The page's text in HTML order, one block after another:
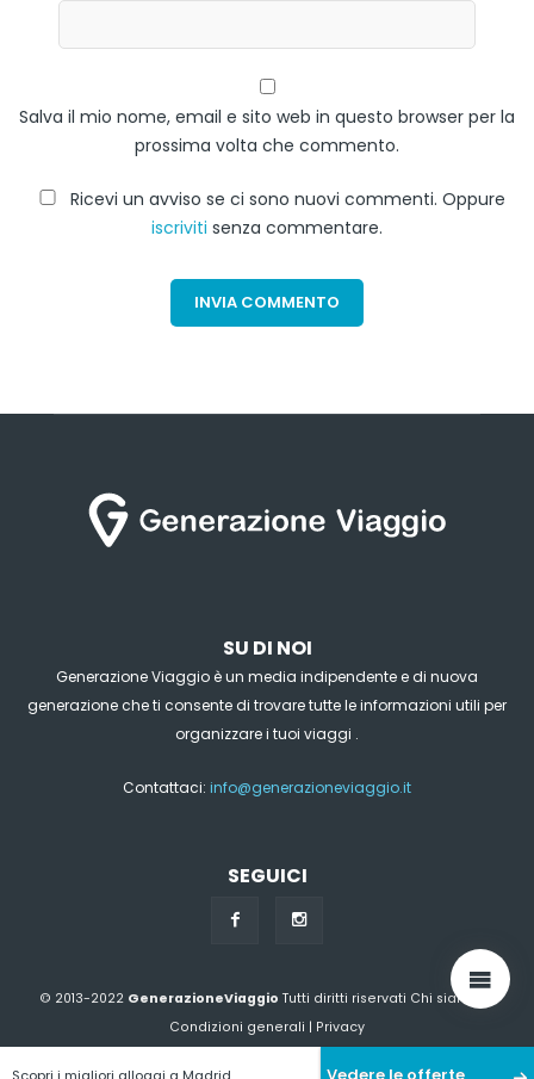
Scopri i migliori alloggi a Madrid
Salva il mio nome, email e sito web in questo browser per la
prossima volta che commento.
Ricevi un avviso se ci sono nuovi commenti. Oppure
iscriviti senza commentare.
SU DI NOI
Generazione Viaggio è un media indipendente e di nuova
generazione che ti consente di trovare tutte le informazioni utili per
organizzare i tuoi viaggi .
Contattaci: info@generazioneviaggio.it
SEGUICI
© 2013-2022 GenerazioneViaggio Tutti diritti riservati Chi siamo?
Condizioni generali | Privacy